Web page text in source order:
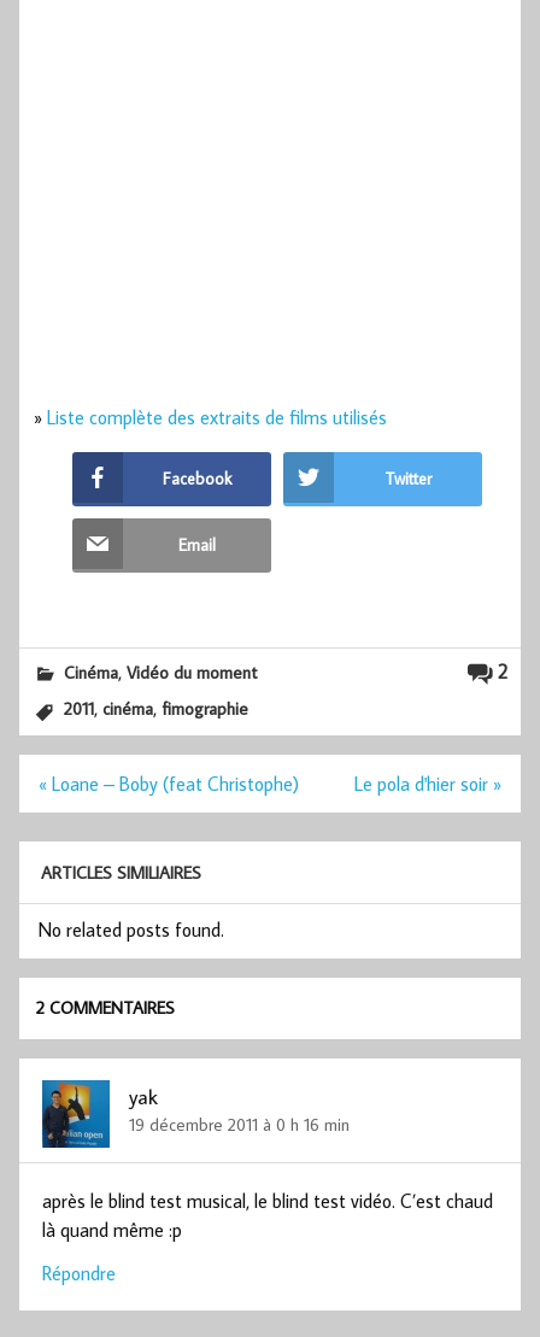
» Liste complète des extraits de films utilisés
Facebook Twitter
Email
2
Cinéma,Vidéo du moment
2011,cinéma,fimographie
Navigation
l’article
« Loane – Boby (feat Christophe) Le pola d'hier soir »
ARTICLES SIMILIAIRES
No related posts found.
2 COMMENTAIRES
yak
19 décembre 2011 à 0 h 16 min
après le blind test musical, le blind test vidéo. C’est chaud
là quand même :p
Répondre